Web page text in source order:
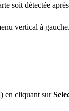
soit détectée après
vertical à gauche.
) en cliquant sur